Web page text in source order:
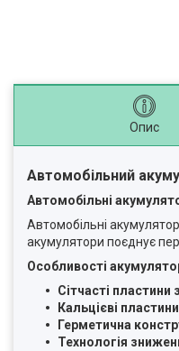
Опис
Автомобільний
Автомобільні
Автомобільні
акумулятори поєднує
Особливості
Сітчасті
Кальцієві пластини
Герметична
Технологія